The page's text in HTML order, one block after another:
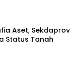
Aset, Sekdaprov
Status Tanah